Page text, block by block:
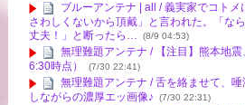
ブルーアンテナ | all / 義実家でコト
さわしくないから頂戴」と言われた。「な
丈夫！」と断ったら…
(8/9 04:53)
無理難題アンテナ / 【注目】熊本地
6:30時点）
(7/30 22:41)
無理難題アンテナ / 舌を絡ませて、
しながらの濃厚エッ画像♪
(7/30 22:31)